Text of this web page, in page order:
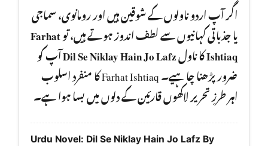
اگر آپ اردو ناولوں کے شوقین ہیں اور رومانوی، سماجی
یا جذباتی کہانیوں سے لطف اندوز ہوتے ہیں، توFarhat
Ishtiaqکا ناولDil Se Niklay Hain Jo Lafzآپ کو
ضرور پڑھنا چا ہیے۔ Farhat Ishtiaq کا منفرد اسلوب
اہر طرزِ تحریر لاکھوں قارئین کے دلوں میں بسا ہوا ہے۔
Urdu Novel: Dil Se Niklay Hain Jo Lafz By